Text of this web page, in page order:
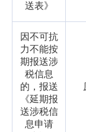
送表》
因不可抗
力不能按
期报送涉
税信息
的，报送
《延期报
送涉税信
息申请